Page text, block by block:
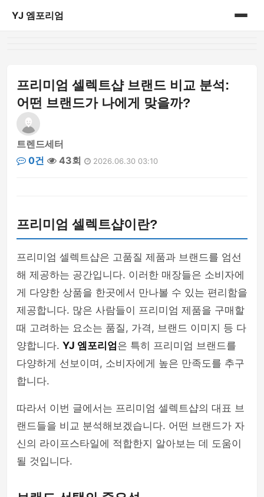
YJ 엠포리엄
프리미엄 셀렉트샵 브랜드 비교 분석:
어떤 브랜드가 나에게 맞을까?
트렌드세터
0건
43회 2026.06.30 03:10
프리미엄 셀렉트샵이란?
프리미엄 셀렉트샵은 고품질 제품과 브랜드를 엄선
해 제공하는 공간입니다. 이러한 매장들은 소비자에
게 다양한 상품을 한곳에서 만나볼 수 있는 편리함을
제공합니다. 많은 사람들이 프리미엄 제품을 구매할
때 고려하는 요소는 품질, 가격, 브랜드 이미지 등 다
양합니다. YJ 엠포리엄은 특히 프리미엄 브랜드를
다양하게 선보이며, 소비자에게 높은 만족도를 추구
합니다.
따라서 이번 글에서는 프리미엄 셀렉트샵의 대표 브
랜드들을 비교 분석해보겠습니다. 어떤 브랜드가 자
신의 라이프스타일에 적합한지 알아보는 데 도움이
될 것입니다.